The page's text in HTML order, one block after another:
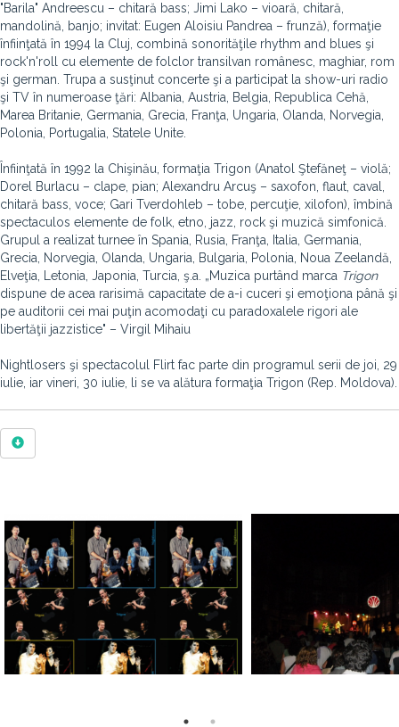
"Barila" Andreescu – chitară bass; Jimi Lako – vioară, chitară,
mandolină, banjo; invitat: Eugen Aloisiu Pandrea – frunză), formaţie
înfiinţată în 1994 la Cluj, combină sonorităţile rhythm and blues şi
rock'n'roll cu elemente de folclor transilvan românesc, maghiar, rom
şi german. Trupa a susţinut concerte şi a participat la show-uri radio
şi TV în numeroase ţări: Albania, Austria, Belgia, Republica Cehă,
Marea Britanie, Germania, Grecia, Franţa, Ungaria, Olanda, Norvegia,
Polonia, Portugalia, Statele Unite.
Înfiinţată în 1992 la Chişinău, formaţia Trigon (Anatol Ştefăneţ – violă;
Dorel Burlacu – clape, pian; Alexandru Arcuş – saxofon, flaut, caval,
chitară bass, voce; Gari Tverdohleb – tobe, percuţie, xilofon), îmbină
spectaculos elemente de folk, etno, jazz, rock şi muzică simfonică.
Grupul a realizat turnee în Spania, Rusia, Franţa, Italia, Germania,
Grecia, Norvegia, Olanda, Ungaria, Bulgaria, Polonia, Noua Zeelandă,
Elveţia, Letonia, Japonia, Turcia, ş.a. „Muzica purtând marca Trigon
dispune de acea rarisimă capacitate de a-i cuceri şi emoţiona până şi
pe auditorii cei mai puţin acomodaţi cu paradoxalele rigori ale
libertăţii jazzistice" – Virgil Mihaiu
Nightlosers şi spectacolul Flirt fac parte din programul serii de joi, 29
iulie, iar vineri, 30 iulie, li se va alătura formaţia Trigon (Rep. Moldova).